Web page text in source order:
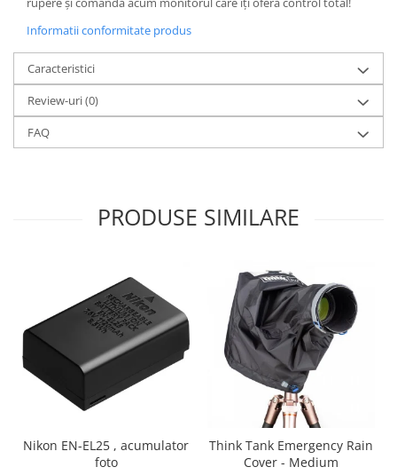
Lunete
Accesorii pentru Lunete si
Telescoape
Aparate de colectie
Aparate foto de colectie reflex,
format 24x36mm
Aparate foto de colectie , Stereo
Aparate foto de colectie -
Miniaturi
Accesorii pt. aparate foto de
colectie
Aparate de colectie de tip Box-
Reviste, carti si software
Informatii conformitate produs
Caracteristici
Review-uri(0)
FAQ
PRODUSE SIMILARE
Nikon EN-EL25 , acumulator
foto
Think Tank Emergency Rain
Cover - Medium